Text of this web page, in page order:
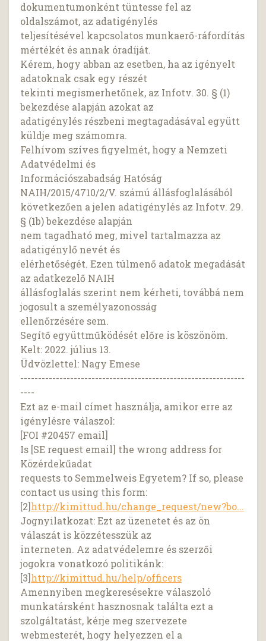
dokumentumonként tüntesse fel az
oldalszámot, az adatigénylés
teljesítésével kapcsolatos munkaerő-ráfordítás
mértékét és annak óradíját.
Kérem, hogy abban az esetben, ha az igényelt
adatoknak csak egy részét
tekinti megismerhetőnek, az Infotv. 30. § (1)
bekezdése alapján azokat az
adatigénylés részbeni megtagadásával együtt
küldje meg számomra.
Felhívom szíves figyelmét, hogy a Nemzeti
Adatvédelmi és
Információszabadság Hatóság
NAIH/2015/4710/2/V. számú állásfoglalásából
következően a jelen adatigénylés az Infotv. 29.
§ (1b) bekezdése alapján
nem tagadható meg, mivel tartalmazza az
adatigénylő nevét és
elérhetőségét. Ezen túlmenő adatok megadását
az adatkezelő NAIH
állásfoglalás szerint nem kérheti, továbbá nem
jogosult a személyazonosság
ellenőrzésére sem.
Segítő együttműködését előre is köszönöm.
Kelt: 2022. július 13.
Üdvözlettel: Nagy Emese
---------------------------------------------------------------
----
Ezt az e-mail címet használja, amikor erre az
igénylésre válaszol:
[FOI #20457 email]
Is [SE request email] the wrong address for
Közérdekűadat
requests to Semmelweis Egyetem? If so, please
contact us using this form:
[2]http://kimittud.hu/change_request/new?bo...
Jognyilatkozat: Ezt az üzenetet és az ön
válaszát is közzétesszük az
interneten. Az adatvédelemre és szerzői
jogokra vonatkozó politikánk:
[3]http://kimittud.hu/help/officers
Amennyiben megkeresésekre válaszoló
munkatársként hasznosnak találta ezt a
szolgáltatást, kérje meg szervezete
webmesterét, hogy helyezzen el a